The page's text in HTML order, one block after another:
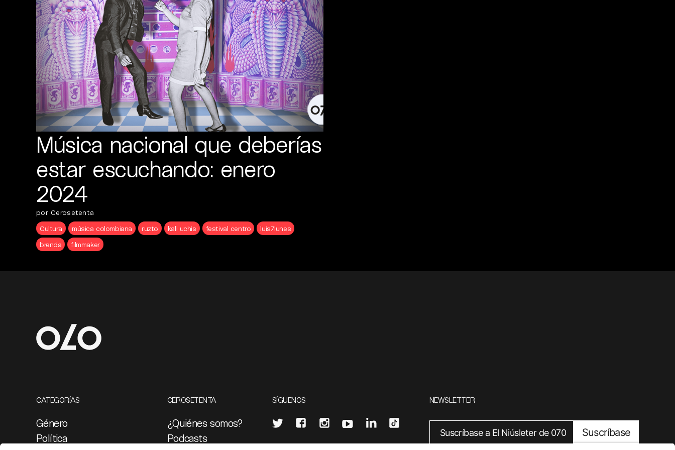
Música nacional que deberías
estar escuchando: enero
2024
por Cerosetenta
Cultura
música colombiana ruzto kali uchis festival centro
luis7lunes
brenda
filmmaker
CATEGORÍAS
Género
Política
CEROSETENTA
¿Quiénes somos?
Podcasts
SÍGUENOS NEWSLETTER
Suscríbase